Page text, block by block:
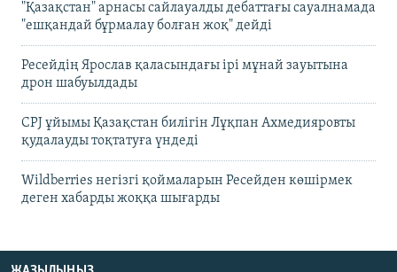
"Қазақстан" арнасы сайлауалды дебаттағы сауалнамада
"ешқандай бұрмалау болған жоқ" дейді
Ресейдің Ярослав қаласындағы ірі мұнай зауытына
дрон шабуылдады
CPJ ұйымы Қазақстан билігін Лұқпан Ахмедияровты
қудалауды тоқтатуға үндеді
Wildberries негізгі қоймаларын Ресейден көшірмек
деген хабарды жоққа шығарды